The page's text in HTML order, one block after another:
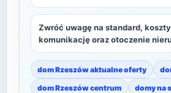
Zwróć uwagę na standard,
komunikację oraz otoczenie
dom Rzeszów aktualne oferty
dom Rzeszów centrum
domy na